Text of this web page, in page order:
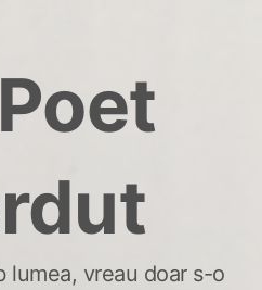
lumea, vreau doar s-o